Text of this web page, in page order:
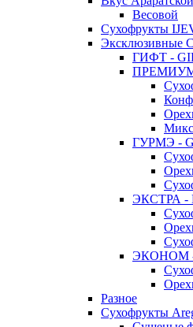
Весовой
Сухофрукты
Эксклюзивные
ГИФТ -
ПРЕМИУМ
Микс
ГУРМЭ -
ЭКСТРА -
ЭКОНОМ -
Разное
Сухофрукты